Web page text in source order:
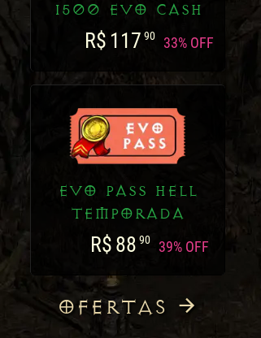
1500 EVO CASH
R$ 117 90 33% OFF
EVO PASS HELL
TEMPORADA
R$ 88 90 39% OFF
OFERTAS